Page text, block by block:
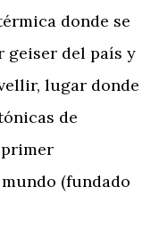
donde se
geiser del país y
lugar donde
de
(fundado